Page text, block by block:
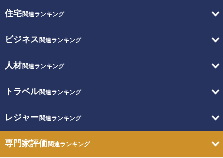
住宅関連ランキング
ビジネス 関連ランキング
人材関連ランキング
トラベル関連ランキング
レジャー関連ランキング
専門家評価関連ランキング